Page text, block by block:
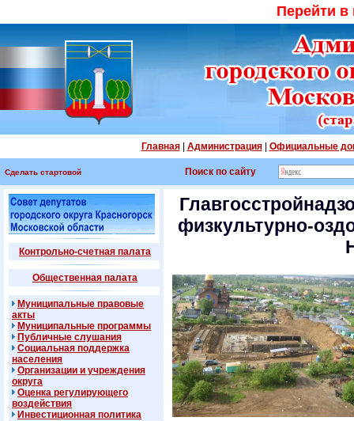
Перейти
Главная| Администрация| Официальные
Сделать стартовой Поиск по сайту
Контрольно-счетная палата
Общественная палата
Муниципальные правовые
акты
Муниципальные программы
Публичные слушания
Социальная поддержка
населения
Организации и учреждения
округа
Оценка регулирующего
воздействия
Инвестиционная политика
физкультурно-